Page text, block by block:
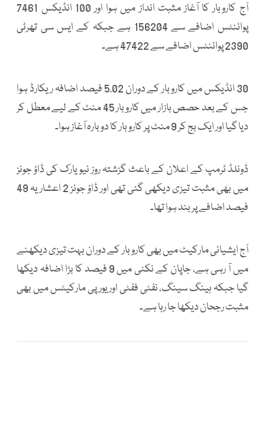
آج کاروبار کا آغاز مثبت انداز میں ہوا اور 100 انڈیکس 7461
پوائنٹس اضافے سے 156204 ہے جبکہ کے ایس سی تھرٹی
2390 پوائنٹس اضافے سے 47422 ہے۔
30 انڈیکس میں کاروبار کے دوران 5.02 فیصد اضافہ ریکارڈ ہوا
جس کے بعد حصص بازار میں کاروبار 45 منٹ کے لیے معطل کر
دیا گیا اور ایک بج کر 9 منٹ پر کاروبار کا دوبارہ آغاز ہوا۔
ڈونلڈ ٹرمپ کے اعلان کے باعث گزشتہ روز نیویارک کی ڈاؤ جونز
میں بھی مثبت تیزی دیکھی گئی تھی اور ڈاؤ جونز 2 اعشاریہ 49
فیصد اضافے پر بند ہوا تھا۔
آج ایشیائی مارکیٹ میں بھی کاروبار کے دوران بہت تیزی دیکھنے
میں آ رہی ہے، جاپان کے نکئی میں 9 فیصد کا بڑا اضافہ دیکھا
گیا جبکہ ہینگ سینگ، نفٹی ففٹی اور یورپی مارکیٹس میں بھی
مثبت رجحان دیکھا جا رہا ہے۔